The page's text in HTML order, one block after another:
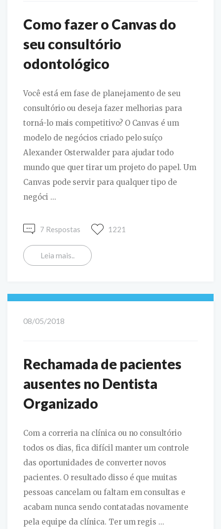
Como fazer o Canvas do
seu consultório
odontológico
Você está em fase de planejamento de seu
consultório ou deseja fazer melhorias para
torná-lo mais competitivo? O Canvas é um
modelo de negócios criado pelo suíço
Alexander Osterwalder para ajudar todo
mundo que quer tirar um projeto do papel. Um
Canvas pode servir para qualquer tipo de
negóci ...
7 Respostas 1221
Leia mais..
08/05/2018
Rechamada de pacientes
ausentes no Dentista
Organizado
Com a correria na clínica ou no consultório
todos os dias, fica difícil manter um controle
das oportunidades de converter novos
pacientes. O resultado disso é que muitas
pessoas cancelam ou faltam em consultas e
acabam nunca sendo contatadas novamente
pela equipe da clínica. Ter um regis ...